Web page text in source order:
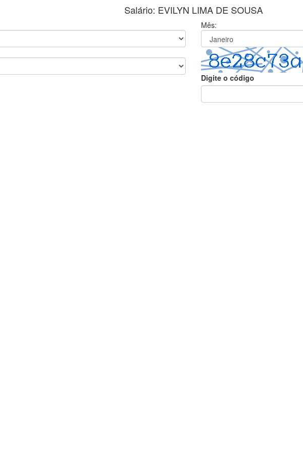
Salário: EVILYN LIMA DE SOUSA
Mês:
Digite o código